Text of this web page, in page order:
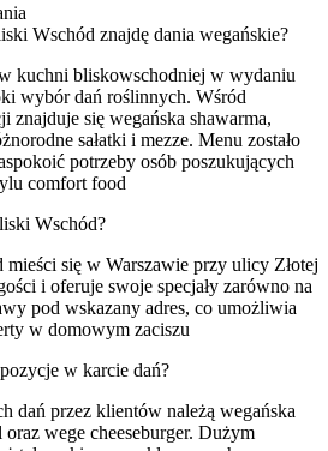
Wschód znajdę dania wegańskie?
kuchni bliskowschodniej w wydaniu
wybór dań roślinnych. Wśród
znajduje się wegańska shawarma,
sałatki i mezze. Menu zostało
potrzeby osób poszukujących
comfort food
Wschód?
się w Warszawie przy ulicy Złotej
i oferuje swoje specjały zarówno na
pod wskazany adres, co umożliwia
w domowym zaciszu
w karcie dań?
dań przez klientów należą wegańska
wege cheeseburger. Dużym